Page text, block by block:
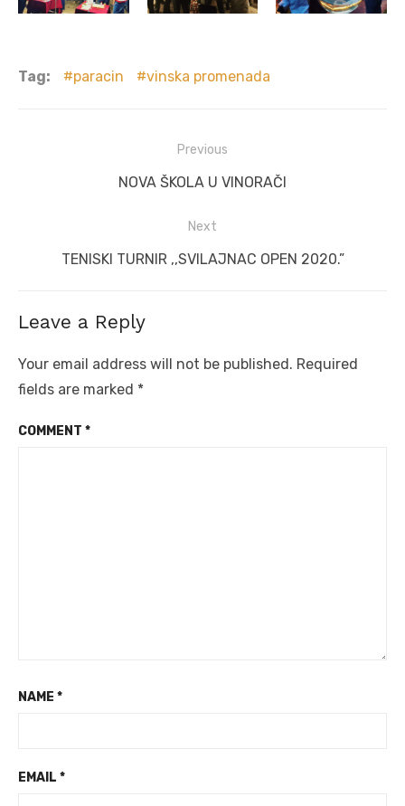
Tag: paracin vinska promenada
navigation
Previous
Previous
NOVA ŠKOLA U VINORAČI
Next
Next
TENISKI TURNIR ,,SVILAJNAC OPEN 2020.”
Leave a Reply
Your email address will not be published. Required
fields are marked *
COMMENT *
NAME *
EMAIL *